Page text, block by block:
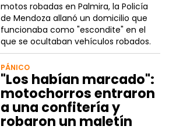
motos robadas en Palmira, la Policía
de Mendoza allanó un domicilio que
funcionaba como "escondite" en el
que se ocultaban vehículos robados.
PÁNICO
"Los habían marcado":
motochorros entraron
a una confitería y
robaron un maletín